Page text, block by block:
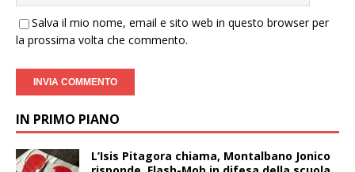
Salva il mio nome, email e sito web in questo browser per
la prossima volta che commento.
IN PRIMO PIANO
L’Isis Pitagora chiama, Montalbano Jonico